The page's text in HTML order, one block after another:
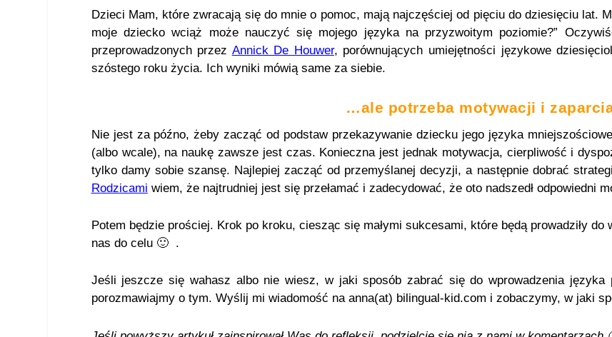
Dzieci Mam, które zwracają się do mnie o pomoc, mają najczęściej od pięciu do dziesięciu lat.
moje dziecko wciąż może nauczyć się mojego języka na przyzwoitym poziomie?”
przeprowadzonych przez Annick De Houwer, porównujących umiejętności językowe
szóstego roku życia. Ich wyniki mówią same za siebie.
…ale potrzeba motywacji i
Nie jest za późno, żeby zacząć od podstaw przekazywanie dziecku jego języka
(albo wcale), na naukę zawsze jest czas. Konieczna jest jednak motywacja, cierpliwość i
tylko damy sobie szansę. Najlepiej zacząć od przemyślanej decyzji, a następnie dobrać
Rodzicami wiem, że najtrudniej jest się przełamać i zadecydować, że oto nadszedł odpowiedni
Potem będzie prościej. Krok po kroku, ciesząc się małymi sukcesami, które będą prowadziły
nas do celu 🙂 .
Jeśli jeszcze się wahasz albo nie wiesz, w jaki sposób zabrać się do wprowadzenia języka
porozmawiajmy o tym. Wyślij mi wiadomość na anna(at) bilingual-kid.com i zobaczymy, w jaki